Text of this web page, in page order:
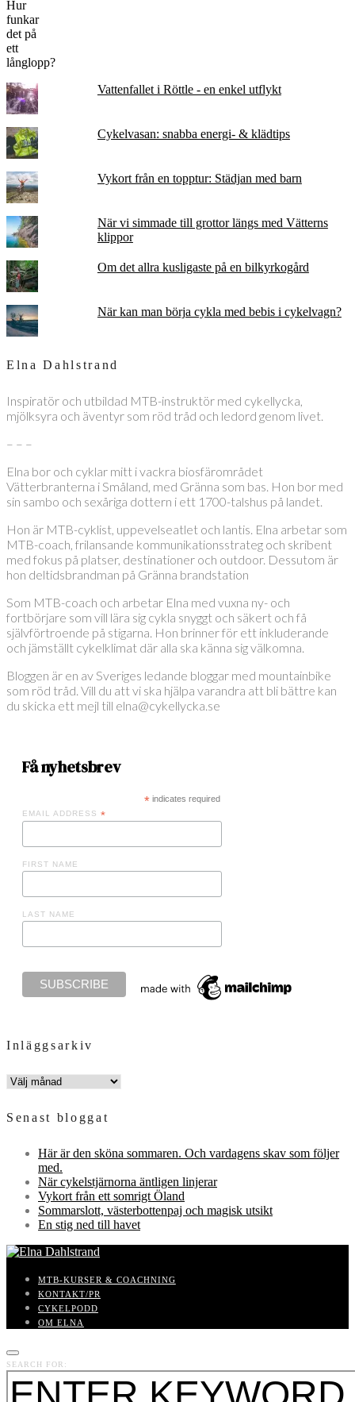
Vattenfallet i Röttle - en enkel utflykt
Cykelvasan: snabba energi- & klädtips
Vykort från en topptur: Städjan med barn
När vi simmade till grottor längs med Vätterns
klippor
Om det allra kusligaste på en bilkyrkogård
När kan man börja cykla med bebis i cykelvagn?
Elna Dahlstrand
Inspiratör och utbildad MTB-instruktör med cykellycka,
mjölksyra och äventyr som röd tråd och ledord genom livet.
– – –
Elna bor och cyklar mitt i vackra biosfärområdet
Vätterbranterna i Småland, med Gränna som bas. Hon bor med
sin sambo och sexåriga dottern i ett 1700-talshus på landet.
Hon är MTB-cyklist, uppevelseatlet och lantis. Elna arbetar som
MTB-coach, frilansande kommunikationsstrateg och skribent
med fokus på platser, destinationer och outdoor. Dessutom är
hon deltidsbrandman på Gränna brandstation
Som MTB-coach och arbetar Elna med vuxna ny- och
fortbörjare som vill lära sig cykla snyggt och säkert och få
självförtroende på stigarna. Hon brinner för ett inkluderande
och jämställt cykelklimat där alla ska känna sig välkomna.
Bloggen är en av Sveriges ledande bloggar med mountainbike
som röd tråd. Vill du att vi ska hjälpa varandra att bli bättre kan
du skicka ett mejl till elna@cykellycka.se
Få nyhetsbrev
*indicates required
EMAIL ADDRESS *
FIRST NAME
LAST NAME
Inläggsarkiv
INLÄGGSARKIV
Senast bloggat
Här är den sköna sommaren. Och vardagens skav som följer
med.
När cykelstjärnorna äntligen linjerar
Vykort från ett somrigt Öland
Sommarslott, västerbottenpaj och magisk utsikt
En stig ned till havet
MTB-KURSER & COACHNING
KONTAKT/PR
CYKELPODD
OM ELNA
SEARCH FOR: